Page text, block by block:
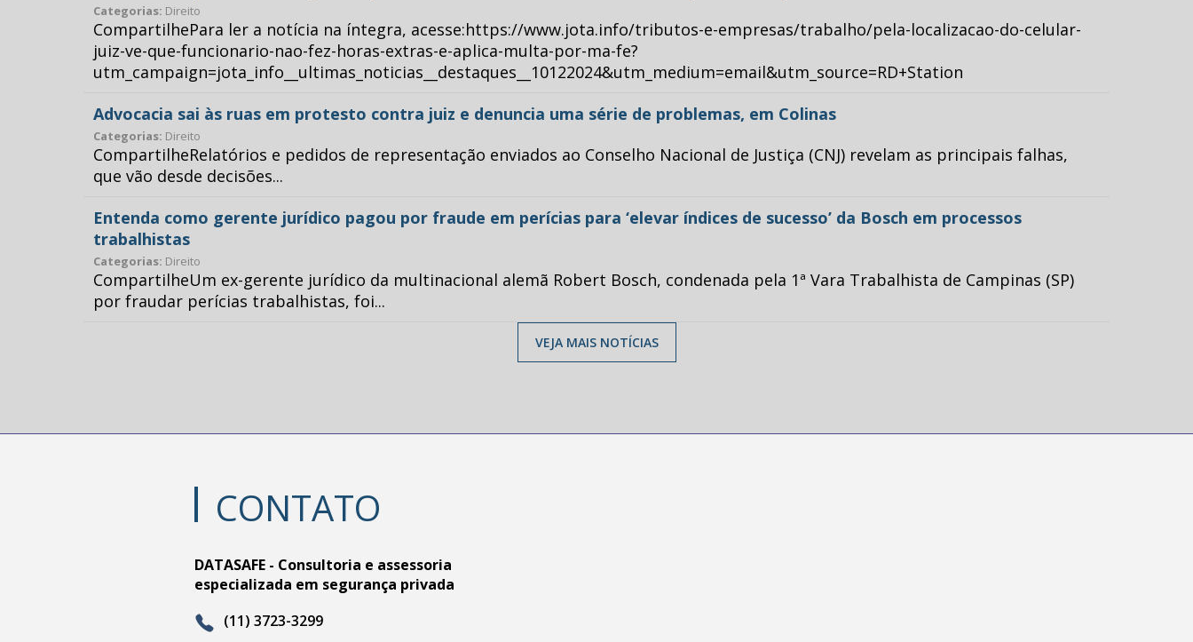
Categorias: Direito
CompartilhePara ler a notícia na íntegra, acesse:https://www.jota.info/tributos-e-empresas/trabalho/pela-localizacao-do-celular-
juiz-ve-que-funcionario-nao-fez-horas-extras-e-aplica-multa-por-ma-fe?
utm_campaign=jota_info__ultimas_noticias__destaques__10122024&utm_medium=email&utm_source=RD+Station
Advocacia sai às ruas em protesto contra juiz e denuncia uma série de problemas, em Colinas
Categorias: Direito
CompartilheRelatórios e pedidos de representação enviados ao Conselho Nacional de Justiça (CNJ) revelam as principais falhas,
que vão desde decisões...
Entenda como gerente jurídico pagou por fraude em perícias para ‘elevar índices de sucesso’ da Bosch em processos
trabalhistas
Categorias: Direito
CompartilheUm ex-gerente jurídico da multinacional alemã Robert Bosch, condenada pela 1ª Vara Trabalhista de Campinas (SP)
por fraudar perícias trabalhistas, foi...
VEJA MAIS NOTÍCIAS
CONTATO
DATASAFE - Consultoria e assessoria
especializada em segurança privada
(11) 3723-3299